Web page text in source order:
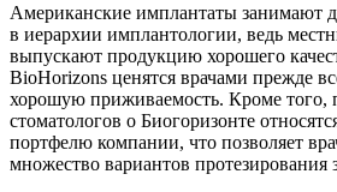
Американские имплантаты занимают
в иерархии имплантологии, ведь
выпускают продукцию хорошего
BioHorizons ценятся врачами прежде
хорошую приживаемость. Кроме того,
стоматологов о Биогоризонте
портфелю компании, что позволяет
множество вариантов протезирования